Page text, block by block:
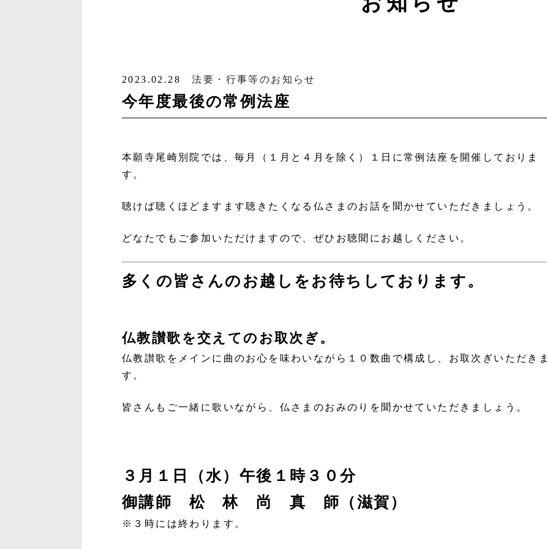
2023.02.28法要・行事等のお知らせ
今年度最後の常例法座
本願寺尾崎別院では、毎月（１月と４月を除く）１日に常例法座を開催しておりま
す。
聴けば聴くほどますます聴きたくなる仏さまのお話を聞かせていただきましょう。
どなたでもご参加いただけますので、ぜひお聴聞にお越しください。
多くの皆さんのお越しをお待ちしております。
仏教讃歌を交えてのお取次ぎ。
仏教讃歌をメインに曲のお心を味わいながら１０数曲で構成し、お取次ぎいただきま
す。
皆さんもご一緒に歌いながら、仏さまのおみのりを聞かせていただきましょう。
３月１日（水）午後１時３０分
御講師 松 林 尚 真 師（滋賀）
※３時には終わります。